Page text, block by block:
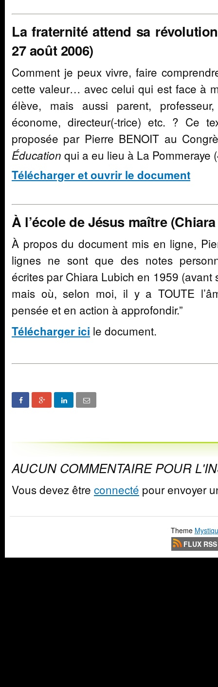
La fraternité attend sa
27 août 2006)
Comment je peux vivre, faire
cette valeur… avec celui qui est face à
élève, mais aussi parent,
économe, directeur(-trice) etc. ? Ce
proposée par Pierre BENOIT au
Éducation qui a eu lieu à La Pommeraye
Télécharger et ouvrir le document
À l’école de Jésus maître
À propos du document mis en ligne,
lignes ne sont que des notes
écrites par Chiara Lubich en 1959 (avant
mais où, selon moi, il y a TOUTE
pensée et en action à approfondir.”
Télécharger ici le document.
AUCUN COMMENTAIRE POUR
Vous devez être connecté pour envoyer
Theme
FLUX RSS